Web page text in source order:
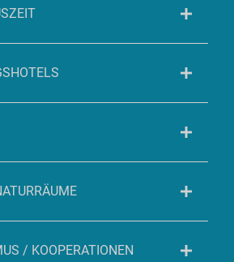
/ KOOPERATIONEN